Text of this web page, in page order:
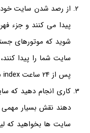
از رصد شدن سایت
پیدا می کنند و جزء
سایت شما را پیدا
پس از 24 ساعت index شود و این یعنی در عرض کمتر از یک روز محتوای جدید سایت شما باید در گوگل نشسته باشد.
کاری انجام دهید که
دهند نقش بسیار مهمی
سایت ها بخواهید که